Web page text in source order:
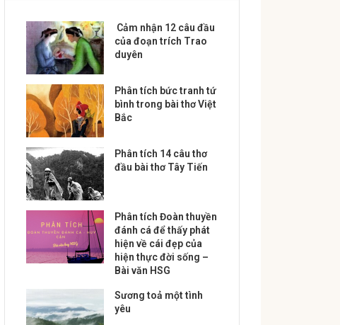
Cảm nhận 12 câu đầu
của đoạn trích Trao
duyên
Phân tích bức tranh tứ
bình trong bài thơ Việt
Bắc
Phân tích 14 câu thơ
đầu bài thơ Tây Tiến
Phân tích Đoàn thuyền
đánh cá để thấy phát
hiện về cái đẹp của
hiện thực đời sống –
Bài văn HSG
Sương toả một tình
yêu